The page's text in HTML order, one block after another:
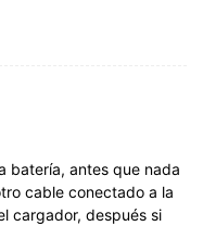
batería, antes que nada
cable conectado a la
cargador, después si